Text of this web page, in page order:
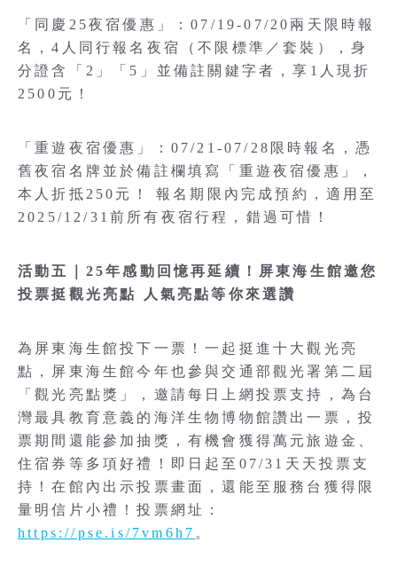
「同慶25夜宿優惠」：07/19-07/20兩天限時報
名，4人同行報名夜宿（不限標準／套裝），身
分證含「2」「5」並備註關鍵字者，享1人現折
2500元！
「重遊夜宿優惠」：07/21-07/28限時報名，憑
舊夜宿名牌並於備註欄填寫「重遊夜宿優惠」，
本人折抵250元！ 報名期限內完成預約，適用至
2025/12/31前所有夜宿行程，錯過可惜！
活動五｜25年感動回憶再延續！屏東海生館邀您
投票挺觀光亮點 人氣亮點等你來選讚
為屏東海生館投下一票！一起挺進十大觀光亮
點，屏東海生館今年也參與交通部觀光署第二屆
「觀光亮點獎」，邀請每日上網投票支持，為台
灣最具教育意義的海洋生物博物館讚出一票，投
票期間還能參加抽獎，有機會獲得萬元旅遊金、
住宿券等多項好禮！即日起至07/31天天投票支
持！在館內出示投票畫面，還能至服務台獲得限
量明信片小禮！投票網址：
https://pse.is/7vm6h7 。